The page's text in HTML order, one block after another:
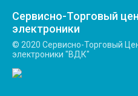
Сервисно-Торговый
электроники
© 2020 Сервисно-Торговый
электроники "ВДК"